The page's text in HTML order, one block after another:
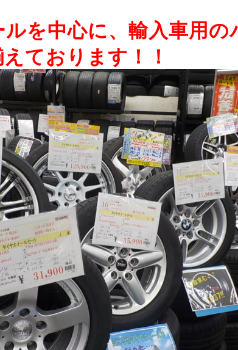
を中心に、輸入車用の
ております！！